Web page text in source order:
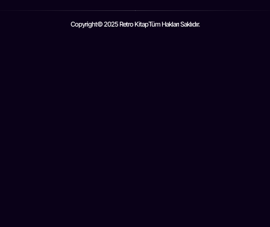
Copyright© 2025 Retro KitapTüm Hakları Saklıdır.